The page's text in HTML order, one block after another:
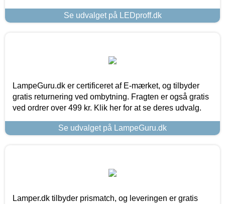
Se udvalget på LEDproff.dk
LampeGuru.dk er certificeret af E-mærket, og tilbyder
gratis returnering ved ombytning. Fragten er også gratis
ved ordrer over 499 kr. Klik her for at se deres udvalg.
Se udvalget på LampeGuru.dk
Lamper.dk tilbyder prismatch, og leveringen er gratis